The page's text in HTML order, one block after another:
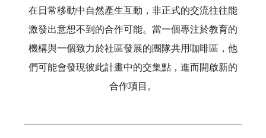
在日常移動中自然產生互動，非正式的交流往往能
激發出意想不到的合作可能。當一個專注於教育的
機構與一個致力於社區發展的團隊共用咖啡區，他
們可能會發現彼此計畫中的交集點，進而開啟新的
合作項目。